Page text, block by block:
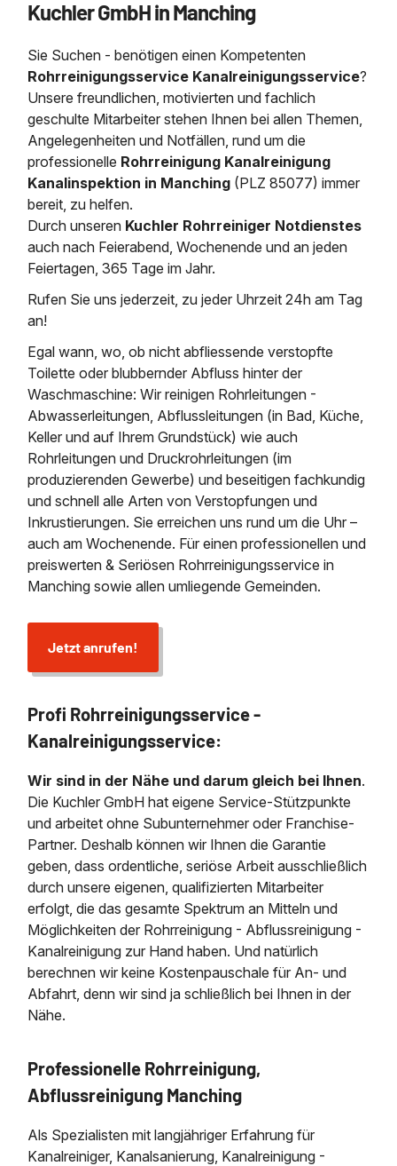
Kanalreinigung
Kanalinspektion
Grubenentleerung
24h Notdienst
Kosten Preise
Rohrreinigungsdienst
Wasserhaltung
Entleerung und Reinigung
Grubenentleerung und
Sickerschacht Reinigung
Abfallzwischenlager
Austausch von
Geschosssandfang
Fettabscheider
Saugbagger / LuftförderanlageSaugbagger für Tiefbau
Saugbagger und Pumpen
Fermenter-Entleerung
Regenrückhaltebecken
Entschlammung
Trockensaugen von
etc.
Weitere Services mit
Heizung / Sanitär
Tiefbau
Unternehmen
Zertifikate /
Stellenangebote
Kontakt
Kuchler GmbH in Manching
Sie Suchen - benötigen einen Kompetenten
Rohrreinigungsservice Kanalreinigungsservice?
Unsere freundlichen, motivierten und fachlich
geschulte Mitarbeiter stehen Ihnen bei allen Themen,
Angelegenheiten und Notfällen, rund um die
professionelle Rohrreinigung Kanalreinigung
Kanalinspektion in Manching (PLZ 85077) immer
bereit, zu helfen.
Durch unseren Kuchler Rohrreiniger Notdienstes
auch nach Feierabend, Wochenende und an jeden
Feiertagen, 365 Tage im Jahr.
Rufen Sie uns jederzeit, zu jeder Uhrzeit 24h am Tag
an!
Egal wann, wo, ob nicht abfliessende verstopfte
Toilette oder blubbernder Abfluss hinter der
Waschmaschine: Wir reinigen Rohrleitungen -
Abwasserleitungen, Abflussleitungen (in Bad, Küche,
Keller und auf Ihrem Grundstück) wie auch
Rohrleitungen und Druckrohrleitungen (im
produzierenden Gewerbe) und beseitigen fachkundig
und schnell alle Arten von Verstopfungen und
Inkrustierungen. Sie erreichen uns rund um die Uhr –
auch am Wochenende. Für einen professionellen und
preiswerten & Seriösen Rohrreinigungsservice in
Manching sowie allen umliegende Gemeinden.
Jetzt anrufen!
Profi Rohrreinigungsservice -
Kanalreinigungsservice:
Wir sind in der Nähe und darum gleich bei Ihnen.
Die Kuchler GmbH hat eigene Service-Stützpunkte
und arbeitet ohne Subunternehmer oder Franchise-
Partner. Deshalb können wir Ihnen die Garantie
geben, dass ordentliche, seriöse Arbeit ausschließlich
durch unsere eigenen, qualifizierten Mitarbeiter
erfolgt, die das gesamte Spektrum an Mitteln und
Möglichkeiten der Rohrreinigung - Abflussreinigung -
Kanalreinigung zur Hand haben. Und natürlich
berechnen wir keine Kostenpauschale für An- und
Abfahrt, denn wir sind ja schließlich bei Ihnen in der
Nähe.
Professionelle Rohrreinigung,
Abflussreinigung Manching
Als Spezialisten mit langjähriger Erfahrung für
Kanalreiniger, Kanalsanierung, Kanalreinigung -